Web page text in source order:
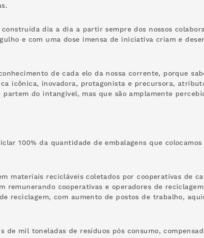
dia a dia a partir sempre dos nossos
e com uma dose imensa de iniciativa criam e
de cada elo da nossa corrente, porque
icônica, inovadora, protagonista e precursora,
do intangível, mas que são amplamente
100% da quantidade de embalagens que
materiais recicláveis coletados por cooperativas de
remunerando cooperativas e operadores de
reciclagem, com aumento de postos de trabalho,
de mil toneladas de resíduos pós consumo,